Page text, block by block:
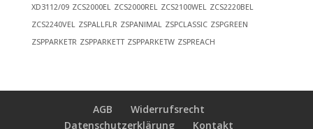
XD3112/09 ZCS2000EL ZCS2000REL ZCS2100WEL ZCS2220BEL
ZCS2240VEL ZSPALLFLR ZSPANIMAL ZSPCLASSIC ZSPGREEN
ZSPPARKETR ZSPPARKETT ZSPPARKETW ZSPREACH
AGB
Widerrufsrecht
Datenschutzerklärung
Kontakt